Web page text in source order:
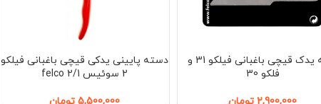
تیغه یدک قیچی باغبانی فیلکو 31 و
فلکو 30
دسته پایینی یدکی قیچی باغبانی فیلکو
2 سوئیس felco 2/1